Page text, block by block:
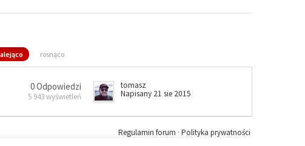
rosnąco
0 Odpowiedzi
5 943 wyświetleń
tomasz
Napisany 21 sie 2015
Polityka prywatności
Regulamin forum ·